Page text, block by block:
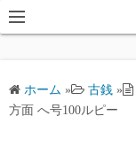
コ
ン
ホーム » 古銭 »
方面 へ号100ルピー